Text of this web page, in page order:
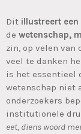
Dit illustreert
de wetenschap,
zin, op velen van
veel te danken
is het essentieel
wetenschap niet
onderzoekers
institutionele
eet, diens woord